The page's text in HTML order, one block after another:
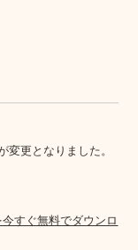
更となりました。
すぐ無料でダウンロ